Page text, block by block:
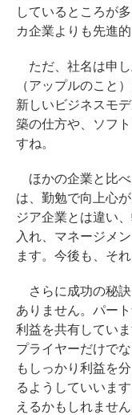
しているところが
カ企業よりも先進
ただ、社名は申し
（アップルのこと
新しいビジネスモ
築の仕方や、ソフ
すね。
ほかの企業と比べ
は、勤勉で向上心
ジア企業とは違い
入れ、マネージメ
ます。今後も、そ
さらに成功の秘訣
ありません。パー
利益を共有してい
プライヤーだけで
もしっかり利益を
るようしていいま
えるかもしれませ